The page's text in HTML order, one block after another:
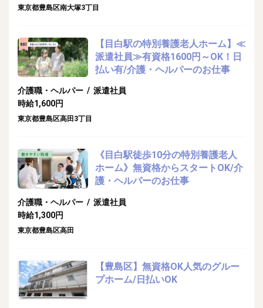
東京都豊島区南大塚3丁目
【目白駅の特別養護老人ホーム】≪
派遣社員≫有資格1600円～OK！日
払い有/介護・ヘルパーのお仕事
介護職・ヘルパー / 派遣社員
時給1,600円
東京都豊島区高田3丁目
《目白駅徒歩10分の特別養護老人
ホーム》無資格からスタートOK/介
護・ヘルパーのお仕事
介護職・ヘルパー / 派遣社員
時給1,300円
東京都豊島区高田
【豊島区】無資格OK人気のグルー
プホーム/日払いOK